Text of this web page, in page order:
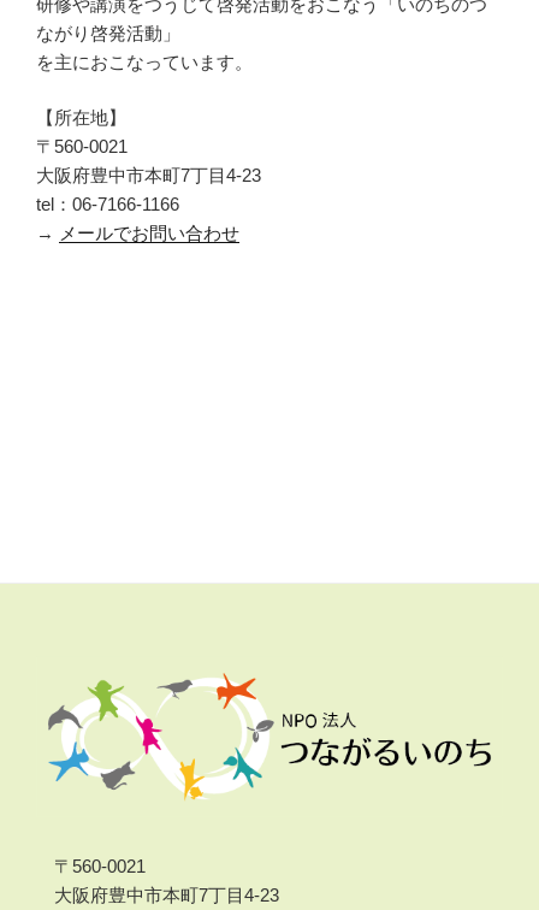
ながり啓発活動」
を主におこなっています。
【所在地】
〒560-0021
大阪府豊中市本町7丁目4-23
tel：06-7166-1166
→
メールでお問い合わせ
〒560-0021
大阪府豊中市本町7丁目4-23